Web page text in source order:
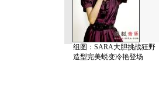
组图：SARA大胆挑战狂野
造型完美蜕变冷艳登场